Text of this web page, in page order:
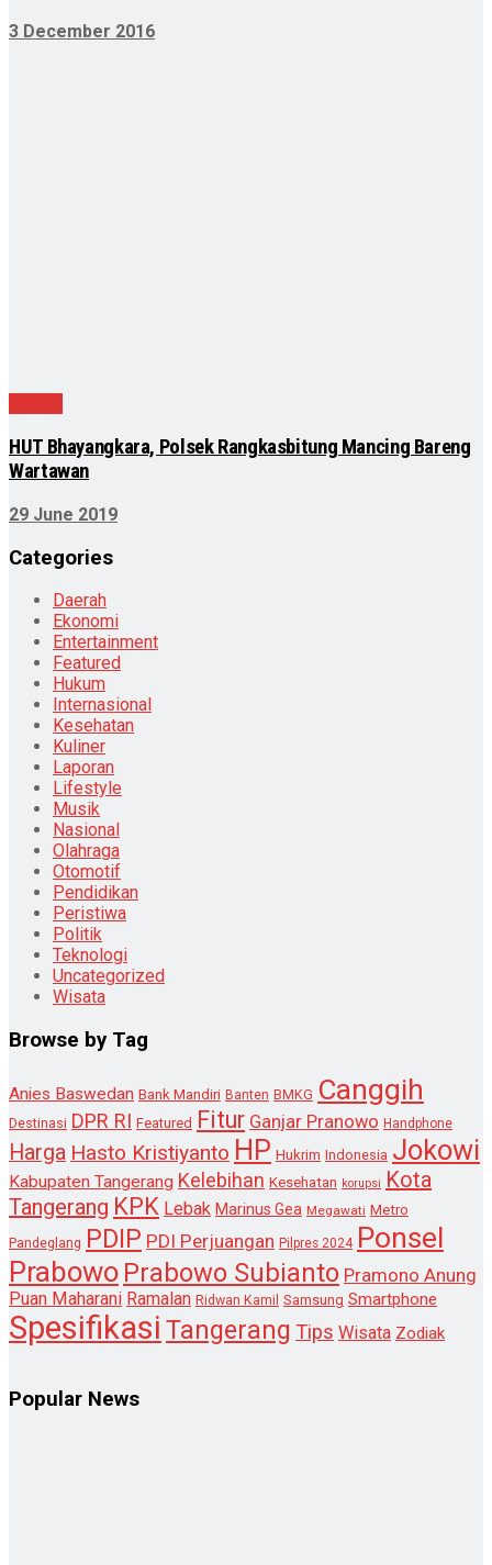
3 December 2016
HUT Bhayangkara, Polsek Rangkasbitung Mancing Bareng
Wartawan
29 June 2019
Categories
Daerah
Ekonomi
Entertainment
Featured
Hukum
Internasional
Kesehatan
Kuliner
Laporan
Lifestyle
Musik
Nasional
Olahraga
Otomotif
Pendidikan
Peristiwa
Politik
Teknologi
Uncategorized
Wisata
Browse by Tag
Anies Baswedan Bank Mandiri Banten BMKG Canggih
Destinasi DPR RI Featured Fitur Ganjar Pranowo Handphone
Harga Hasto Kristiyanto HP Hukrim Indonesia Jokowi
Kabupaten Tangerang Kelebihan Kesehatan korupsi Kota
Tangerang KPK Lebak Marinus Gea Megawati Metro
Pandeglang PDIP PDI Perjuangan Pilpres 2024 Ponsel
Prabowo Prabowo Subianto Pramono Anung
Puan Maharani Ramalan Ridwan Kamil Samsung Smartphone
Spesifikasi Tangerang Tips Wisata Zodiak
Popular News